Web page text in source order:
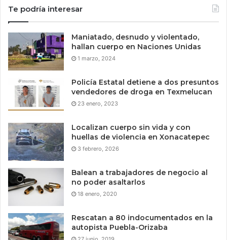
Te podría interesar
Maniatado, desnudo y violentado,
hallan cuerpo en Naciones Unidas
1 marzo, 2024
Policía Estatal detiene a dos presuntos
vendedores de droga en Texmelucan
23 enero, 2023
Localizan cuerpo sin vida y con
huellas de violencia en Xonacatepec
3 febrero, 2026
Balean a trabajadores de negocio al
no poder asaltarlos
18 enero, 2020
Rescatan a 80 indocumentados en la
autopista Puebla-Orizaba